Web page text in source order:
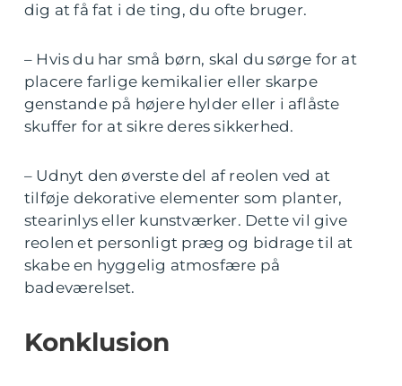
dig at få fat i de ting, du ofte bruger.
– Hvis du har små børn, skal du sørge for at
placere farlige kemikalier eller skarpe
genstande på højere hylder eller i aflåste
skuffer for at sikre deres sikkerhed.
– Udnyt den øverste del af reolen ved at
tilføje dekorative elementer som planter,
stearinlys eller kunstværker. Dette vil give
reolen et personligt præg og bidrage til at
skabe en hyggelig atmosfære på
badeværelset.
Konklusion